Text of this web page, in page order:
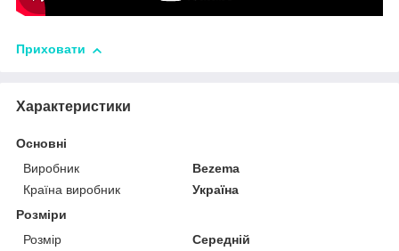
Приховати
Характеристики
Основні
Виробник
Bezema
Країна виробник
Україна
Розміри
Розмір
Середній